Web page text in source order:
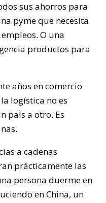
sus ahorros para
pyme que necesita
O una
productos para
años en comercio
logística no es
país a otro. Es
a cadenas
prácticamente las
persona duerme en
en China, un